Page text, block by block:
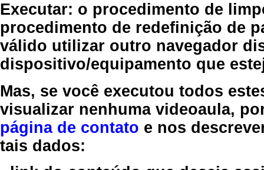
Executar: o procedimento de
procedimento de redefinição de
válido utilizar outro navegador
dispositivo/equipamento que
Mas, se você executou todos
visualizar nenhuma videoaula,
página de contato e nos
tais dados: